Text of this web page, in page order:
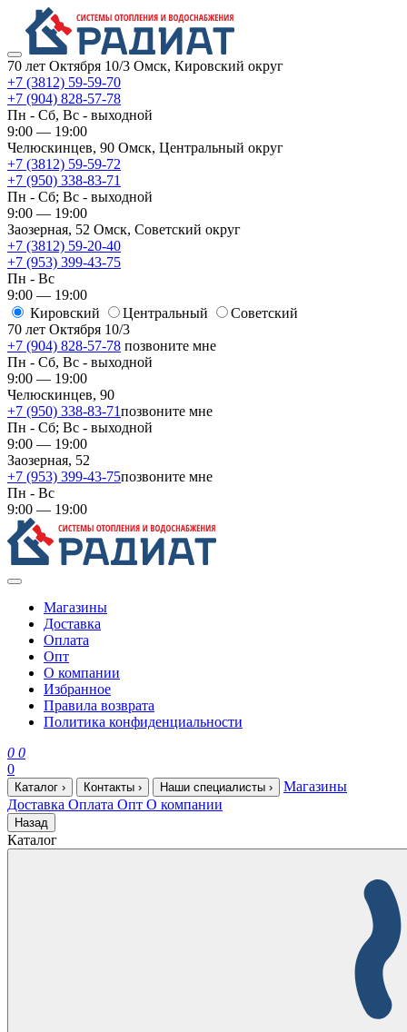
70 лет Октября 10/3 Омск, Кировский округ
+7 (3812) 59-59-70
+7 (904) 828-57-78
Пн - Сб, Вс - выходной
9:00 — 19:00
Челюскинцев, 90 Омск, ​Центральный округ
+7 (3812) 59-59-72
+7 (950) 338-83-71
Пн - Сб; Вс - выходной
9:00 — 19:00
Заозерная, 52 Омск, ​Советский округ
+7 (3812) 59-20-40
+7 (953) 399-43-75
Пн - Вс
9:00 — 19:00
Кировский
​Центральный
​Советский
70 лет Октября 10/3
+7 (904) 828-57-78 позвоните мне
Пн - Сб, Вс - выходной
9:00 — 19:00
Челюскинцев, 90
+7 (950) 338-83-71позвоните мне
Пн - Сб; Вс - выходной
9:00 — 19:00
Заозерная, 52
+7 (953) 399-43-75позвоните мне
Пн - Вс
9:00 — 19:00
Магазины
Доставка
Оплата
Опт
О компании
Избранное
Правила возврата
Политика конфиденциальности
0 0
0
Каталог › Контакты › Наши специалисты ›
Магазины
Доставка Оплата Опт О компании
Назад
Каталог